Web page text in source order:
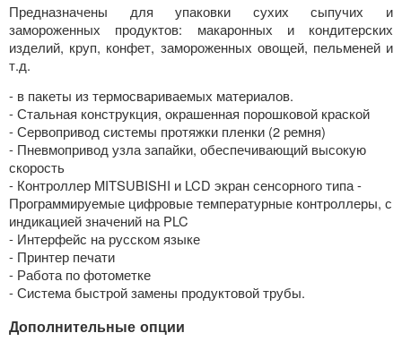
Предназначены для упаковки сухих сыпучих и
замороженных продуктов: макаронных и кондитерских
изделий, круп, конфет, замороженных овощей, пельменей и
т.д.
- в пакеты из термосвариваемых материалов.
- Стальная конструкция, окрашенная порошковой краской
- Сервопривод системы протяжки пленки (2 ремня)
- Пневмопривод узла запайки, обеспечивающий высокую
скорость
- Контроллер MITSUBISHI и LCD экран сенсорного типа -
Программируемые цифровые температурные контроллеры, с
индикацией значений на PLC
- Интерфейс на русском языке
- Принтер печати
- Работа по фотометке
- Система быстрой замены продуктовой трубы.
Дополнительные опции